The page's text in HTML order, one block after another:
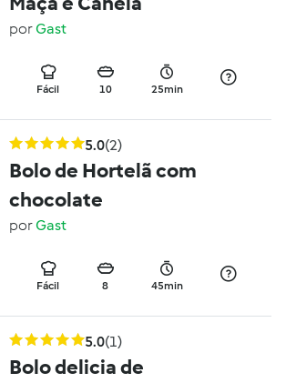
porGast
Fácil 10 25min
5.0(2)
Bolo de Hortelã com
chocolate
porGast
Fácil 8 45min
5.0(1)
Bolo delicia de